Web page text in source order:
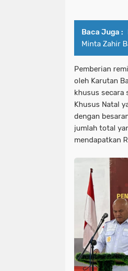
Baca Juga :
Minta Zahir
Pemberian
oleh Karutan
khusus secara
Khusus Natal
dengan
jumlah total
mendapatkan